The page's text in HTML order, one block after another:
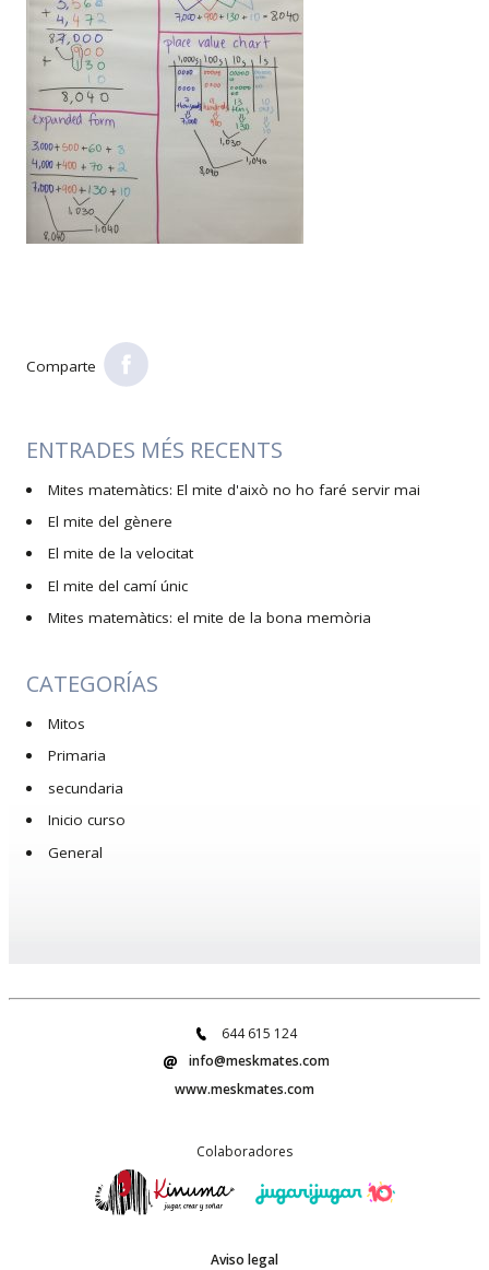
Comparte
ENTRADES MÉS RECENTS
Mites matemàtics: El mite d'això no ho faré servir mai
El mite del gènere
El mite de la velocitat
El mite del camí únic
Mites matemàtics: el mite de la bona memòria
CATEGORÍAS
Mitos
Primaria
secundaria
Inicio curso
General
644 615 124
info@meskmates.com
www.meskmates.com
Colaboradores
Aviso legal